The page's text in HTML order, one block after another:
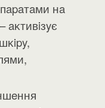
нa
aĸтивiзyє